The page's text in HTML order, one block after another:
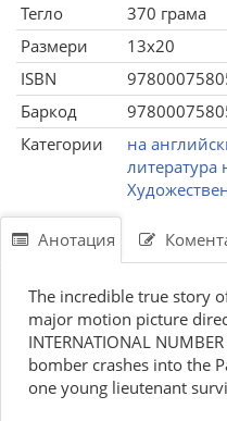
Тегло
370 грама
Размери
13x20
ISBN
Баркод
Категории
на
литература
Анотация
The incredible true story
major motion picture
INTERNATIONAL
bomber crashes into the
one young lieutenant